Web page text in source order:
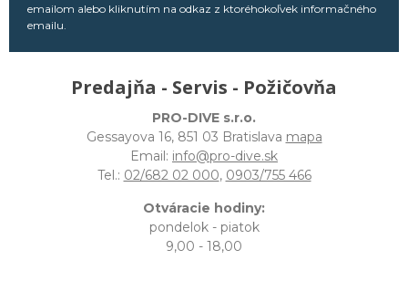
emailom alebo kliknutím na odkaz z ktoréhokoľvek informačného
emailu.
Predajňa - Servis - Požičovňa
PRO-DIVE s.r.o.
Gessayova 16, 851 03 Bratislava mapa
Email: info@pro-dive.sk
Tel.: 02/682 02 000, 0903/755 466
Otváracie hodiny:
pondelok - piatok
9,00 - 18,00